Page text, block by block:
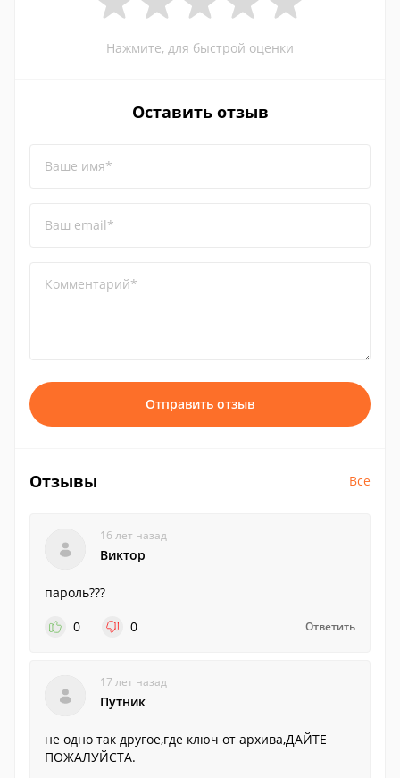
Нажмите, для быстрой оценки
Оставить отзыв
Ваше имя*
Ваш email*
Комментарий*
Отправить отзыв
Отзывы Все
16 лет назад
Виктор
пароль???
0
0 Ответить
17 лет назад
Путник
не одно так другое,где ключ от архива,ДАЙТЕ
ПОЖАЛУЙСТА.